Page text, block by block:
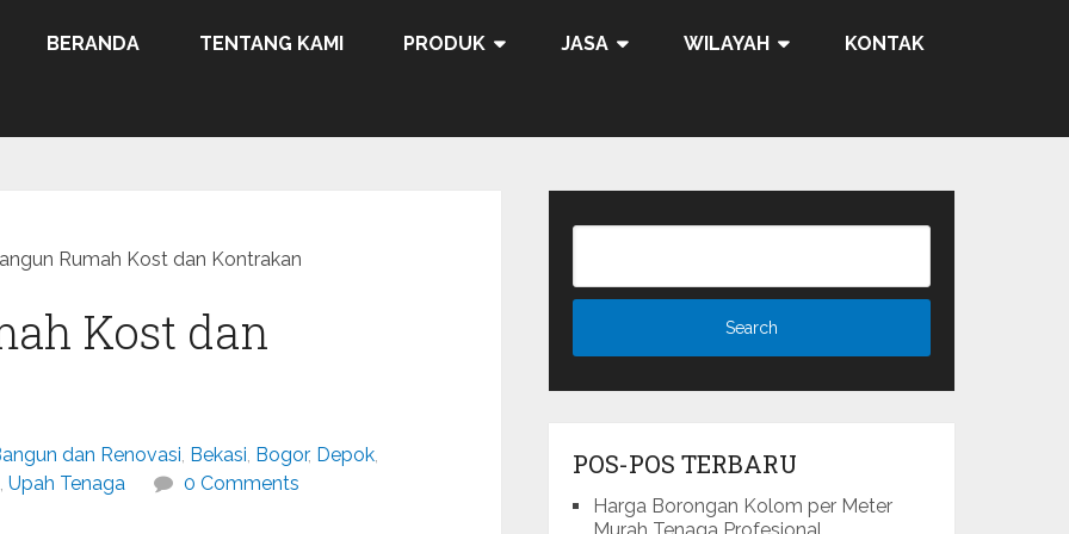
BERANDA TENTANG KAMI PRODUK JASA WILAYAH KONTAK
Rumah Kost dan Kontrakan
Kost dan
dan Renovasi, Bekasi, Bogor, Depok,
, Upah Tenaga 0 Comments
POS-POS TERBARU
Harga Borongan Kolom per Meter